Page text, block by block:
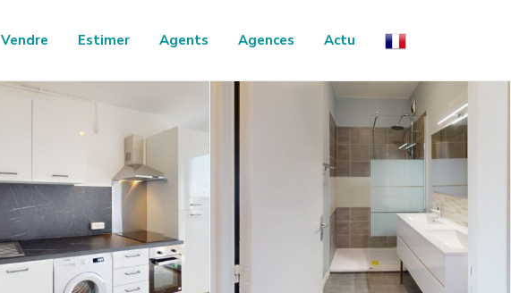
Vendre Estimer Agents Agences Actu